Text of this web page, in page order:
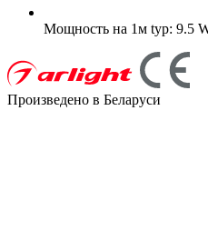
Мощность на 1м typ: 9.5
Произведено в Беларуси